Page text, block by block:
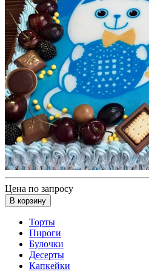
Цена по запросу
В корзину
Торты
Пироги
Булочки
Десерты
Капкейки